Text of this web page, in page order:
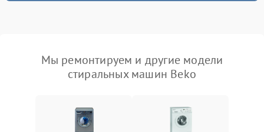
Мы ремонтируем и другие модели
стиральных машин Beko